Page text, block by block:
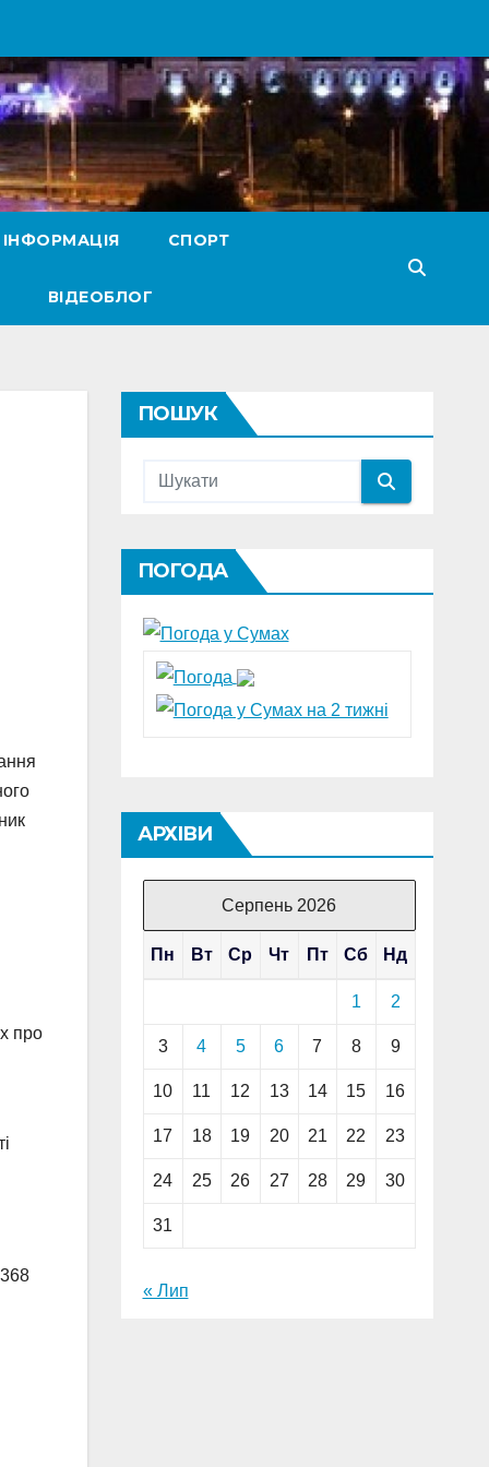
СПОРТ
ВІДЕОБЛОГ
про
ПОШУК
ПОГОДА
АРХІВИ
Серпень 2026
Пн Вт Ср Чт Пт Сб Нд
1 2
3 4 5 6 7 8 9
10 11 12 13 14 15 16
17 18 19 20 21 22 23
24 25 26 27 28 29 30
31
« Лип